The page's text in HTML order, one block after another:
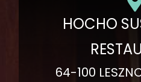
HOCHO
64-100